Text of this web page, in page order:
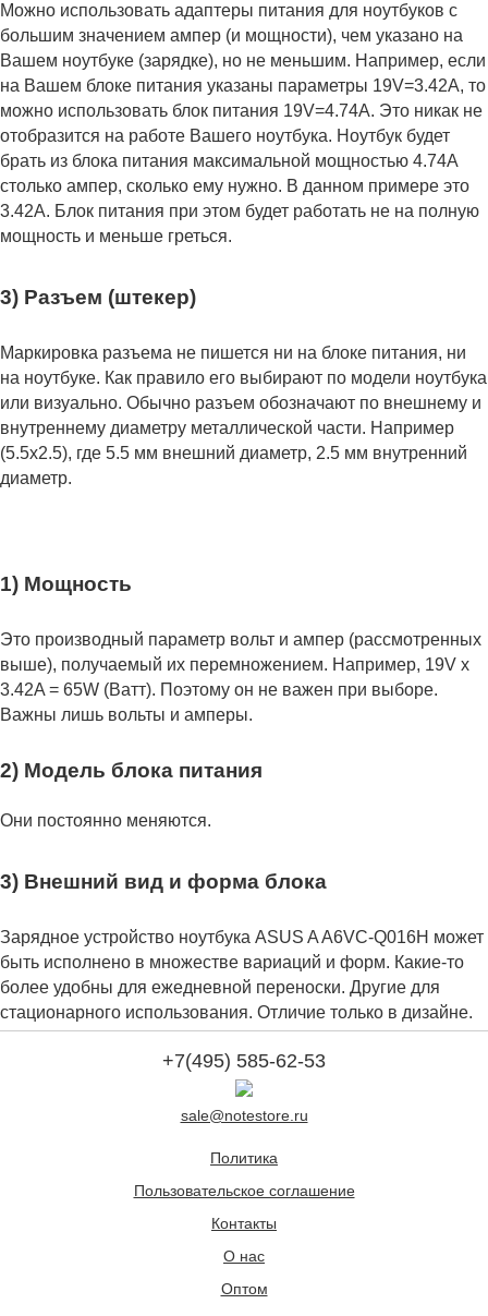
Можно использовать адаптеры питания для ноутбуков с
большим значением ампер (и мощности), чем указано на
Вашем ноутбуке (зарядке), но не меньшим. Например, если
на Вашем блоке питания указаны параметры 19V=3.42A, то
можно использовать блок питания 19V=4.74A. Это никак не
отобразится на работе Вашего ноутбука. Ноутбук будет
брать из блока питания максимальной мощностью 4.74А
столько ампер, сколько ему нужно. В данном примере это
3.42А. Блок питания при этом будет работать не на полную
мощность и меньше греться.
3) Разъем (штекер)
Маркировка разъема не пишется ни на блоке питания, ни
на ноутбуке. Как правило его выбирают по модели ноутбука
или визуально. Обычно разъем обозначают по внешнему и
внутреннему диаметру металлической части. Например
(5.5x2.5), где 5.5 мм внешний диаметр, 2.5 мм внутренний
диаметр.
1) Мощность
Это производный параметр вольт и ампер (рассмотренных
выше), получаемый их перемножением. Например, 19V x
3.42A = 65W (Ватт). Поэтому он не важен при выборе.
Важны лишь вольты и амперы.
2) Модель блока питания
Они постоянно меняются.
3) Внешний вид и форма блока
Зарядное устройство ноутбука ASUS A A6VC-Q016H может
быть исполнено в множестве вариаций и форм. Какие-то
более удобны для ежедневной переноски. Другие для
стационарного использования. Отличие только в дизайне.
+7(495) 585-62-53
sale@notestore.ru
Политика
Пользовательское соглашение
Контакты
О нас
Оптом